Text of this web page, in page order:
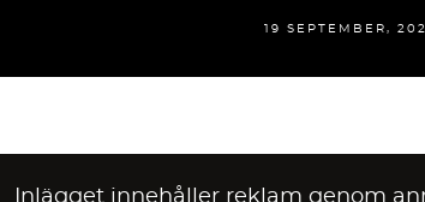
19 SEPTEMBER,
Inlägget innehåller reklam genom